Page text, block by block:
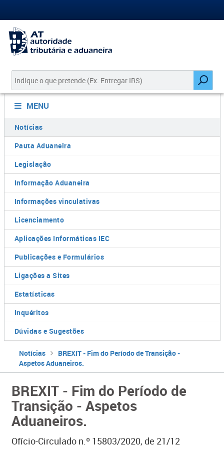
MENU
Notícias
Pauta Aduaneira
Legislação
Informação Aduaneira
Informações vinculativas
Licenciamento
Aplicações Informáticas IEC
Publicações e Formulários
Ligações a Sites
Estatísticas
Inquéritos
Dúvidas e Sugestões
Notícias
BREXIT - Fim do Período de Transição -
Aspetos Aduaneiros.
BREXIT - Fim do Período de
Transição - Aspetos
Aduaneiros.
Ofício-Circulado n.º 15803/2020, de 21/12